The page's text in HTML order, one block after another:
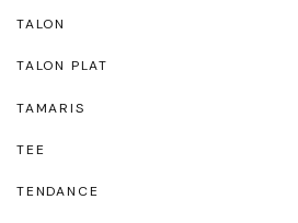
TALON
TALON PLAT
TAMARIS
TEE
TENDANCE